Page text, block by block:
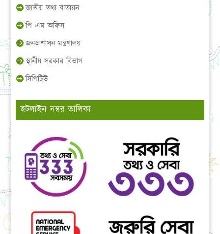
জাতীয় তথ্য বাতায়ন
পি এম অফিস
জনপ্রশাসন মন্ত্রণালয়
স্থানীয় সরকার বিভাগ
সিপিটিউ
হটলাইন নম্বর তালিকা